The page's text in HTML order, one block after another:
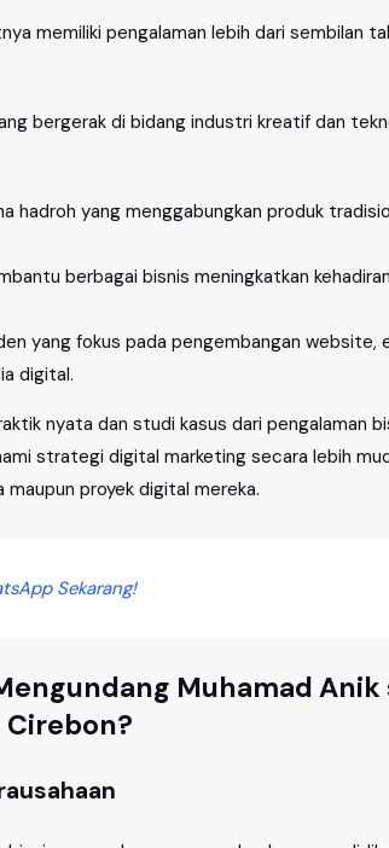
memiliki pengalaman lebih dari sembilan
bergerak di bidang industri kreatif dan
hadroh yang menggabungkan produk
berbagai bisnis meningkatkan
yang fokus pada pengembangan website,
digital.
nyata dan studi kasus dari pengalaman
strategi digital marketing secara lebih
maupun proyek digital mereka.
Sekarang!
Muhamad Anik